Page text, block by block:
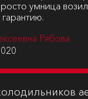
умница
Рябова